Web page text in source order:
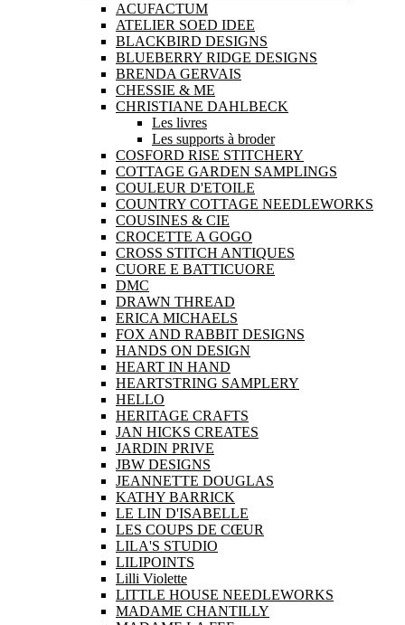
ACUFACTUM
ATELIER SOED IDEE
BLACKBIRD DESIGNS
BLUEBERRY RIDGE DESIGNS
BRENDA GERVAIS
CHESSIE & ME
CHRISTIANE DAHLBECK
Les livres
Les supports à broder
COSFORD RISE STITCHERY
COTTAGE GARDEN SAMPLINGS
COULEUR D'ETOILE
COUNTRY COTTAGE NEEDLEWORKS
COUSINES & CIE
CROCETTE A GOGO
CROSS STITCH ANTIQUES
CUORE E BATTICUORE
DMC
DRAWN THREAD
ERICA MICHAELS
FOX AND RABBIT DESIGNS
HANDS ON DESIGN
HEART IN HAND
HEARTSTRING SAMPLERY
HELLO
HERITAGE CRAFTS
JAN HICKS CREATES
JARDIN PRIVE
JBW DESIGNS
JEANNETTE DOUGLAS
KATHY BARRICK
LE LIN D'ISABELLE
LES COUPS DE CŒUR
LILA'S STUDIO
LILIPOINTS
Lilli Violette
LITTLE HOUSE NEEDLEWORKS
MADAME CHANTILLY